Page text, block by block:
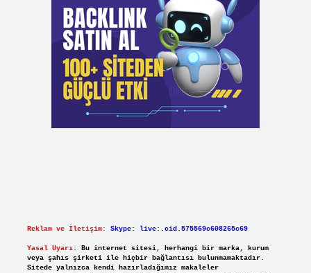
Reklam ve İletişim: Skype: live:.cid.575569c608265c69
Yasal Uyarı:
Bu internet sitesi, herhangi bir marka, kurum
veya şahıs şirketi ile hiçbir bağlantısı bulunmamaktadır.
Sitede yalnızca kendi hazırladığımız makaleler